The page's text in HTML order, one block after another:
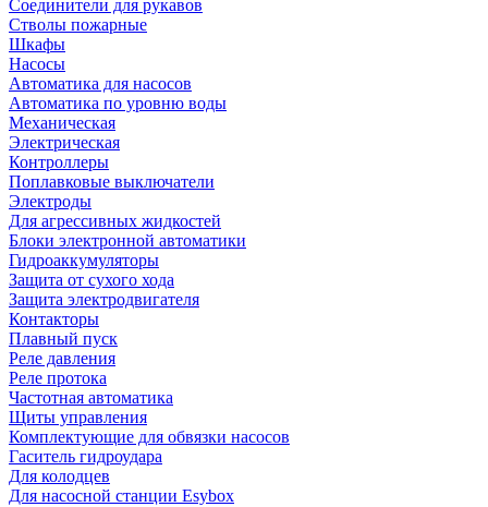
Соединители для рукавов
Стволы пожарные
Шкафы
Насосы
Автоматика для насосов
Автоматика по уровню воды
Механическая
Электрическая
Контроллеры
Поплавковые выключатели
Электроды
Для агрессивных жидкостей
Блоки электронной автоматики
Гидроаккумуляторы
Защита от сухого хода
Защита электродвигателя
Контакторы
Плавный пуск
Реле давления
Реле протока
Частотная автоматика
Щиты управления
Комплектующие для обвязки насосов
Гаситель гидроудара
Для колодцев
Для насосной станции Esybox